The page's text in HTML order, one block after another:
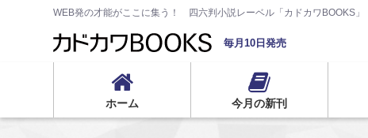
WEB発の才能がここに集う！ 四六判小説レーベル「カドカワBOOKS」
毎月10日発売
ホーム 今月の新刊